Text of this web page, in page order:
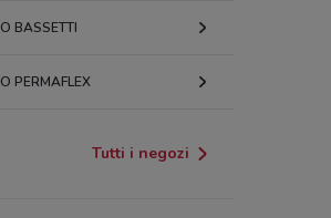
BASSETTI
PERMAFLEX
Tutti i negozi